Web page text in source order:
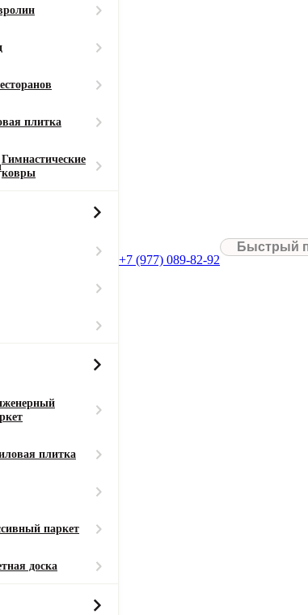
плитка
Гимнастические
ковры
плитка
паркет
доска
+7 (977) 089-82-92